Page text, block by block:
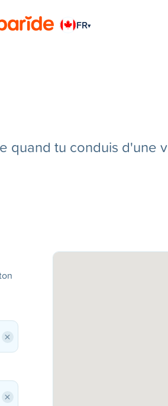
FR▾
quand tu conduis d'une
×
×